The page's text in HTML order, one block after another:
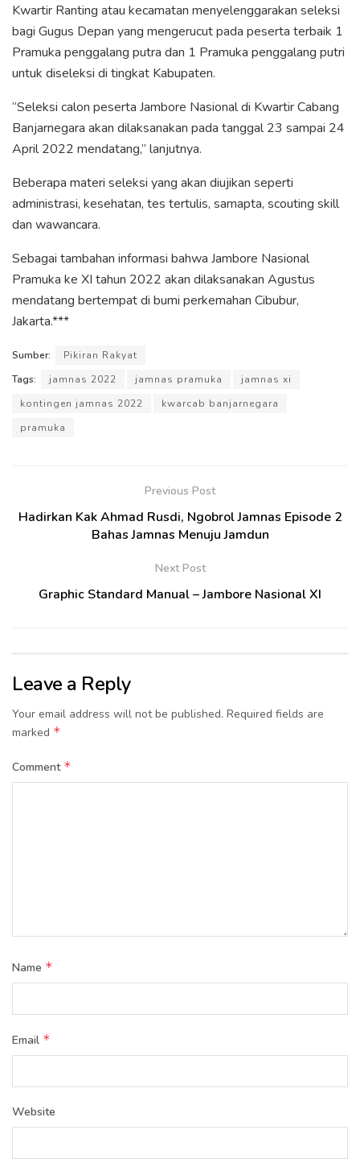
Kwartir Ranting atau kecamatan menyelenggarakan seleksi
bagi Gugus Depan yang mengerucut pada peserta terbaik 1
Pramuka penggalang putra dan 1 Pramuka penggalang putri
untuk diseleksi di tingkat Kabupaten.
“Seleksi calon peserta Jambore Nasional di Kwartir Cabang
Banjarnegara akan dilaksanakan pada tanggal 23 sampai 24
April 2022 mendatang,” lanjutnya.
Beberapa materi seleksi yang akan diujikan seperti
administrasi, kesehatan, tes tertulis, samapta, scouting skill
dan wawancara.
Sebagai tambahan informasi bahwa Jambore Nasional
Pramuka ke XI tahun 2022 akan dilaksanakan Agustus
mendatang bertempat di bumi perkemahan Cibubur,
Jakarta.***
Sumber:
Pikiran Rakyat
Tags:
jamnas 2022 jamnas pramuka
jamnas xi
kontingen jamnas 2022
kwarcab banjarnegara
pramuka
Previous Post
Hadirkan Kak Ahmad Rusdi, Ngobrol Jamnas Episode 2
Bahas Jamnas Menuju Jamdun
Next Post
Graphic Standard Manual – Jambore Nasional XI
Leave a Reply
Your email address will not be published. Required fields are
marked *
Comment *
Name *
Email *
Website